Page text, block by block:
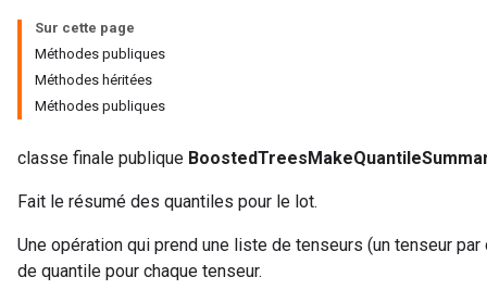
Sur cette page
Méthodes publiques
Méthodes héritées
Méthodes publiques
classe finale publique
Fait le résumé des quantiles pour le lot.
Une opération qui prend une liste de tenseurs (un tenseur
de quantile pour chaque tenseur.